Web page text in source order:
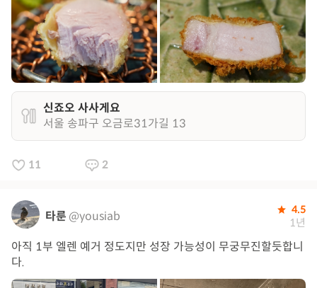
신죠오 사사게요
서울 송파구 오금로31가길 13
11 2
타룬 @yousiab 4.5
1년
아직 1부 엘렌 예거 정도지만 성장 가능성이 무궁무진할듯합니
다.